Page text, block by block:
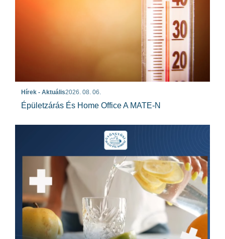
Hírek - Aktuális2026. 08. 06.
Épületzárás És Home Office A MATE-N